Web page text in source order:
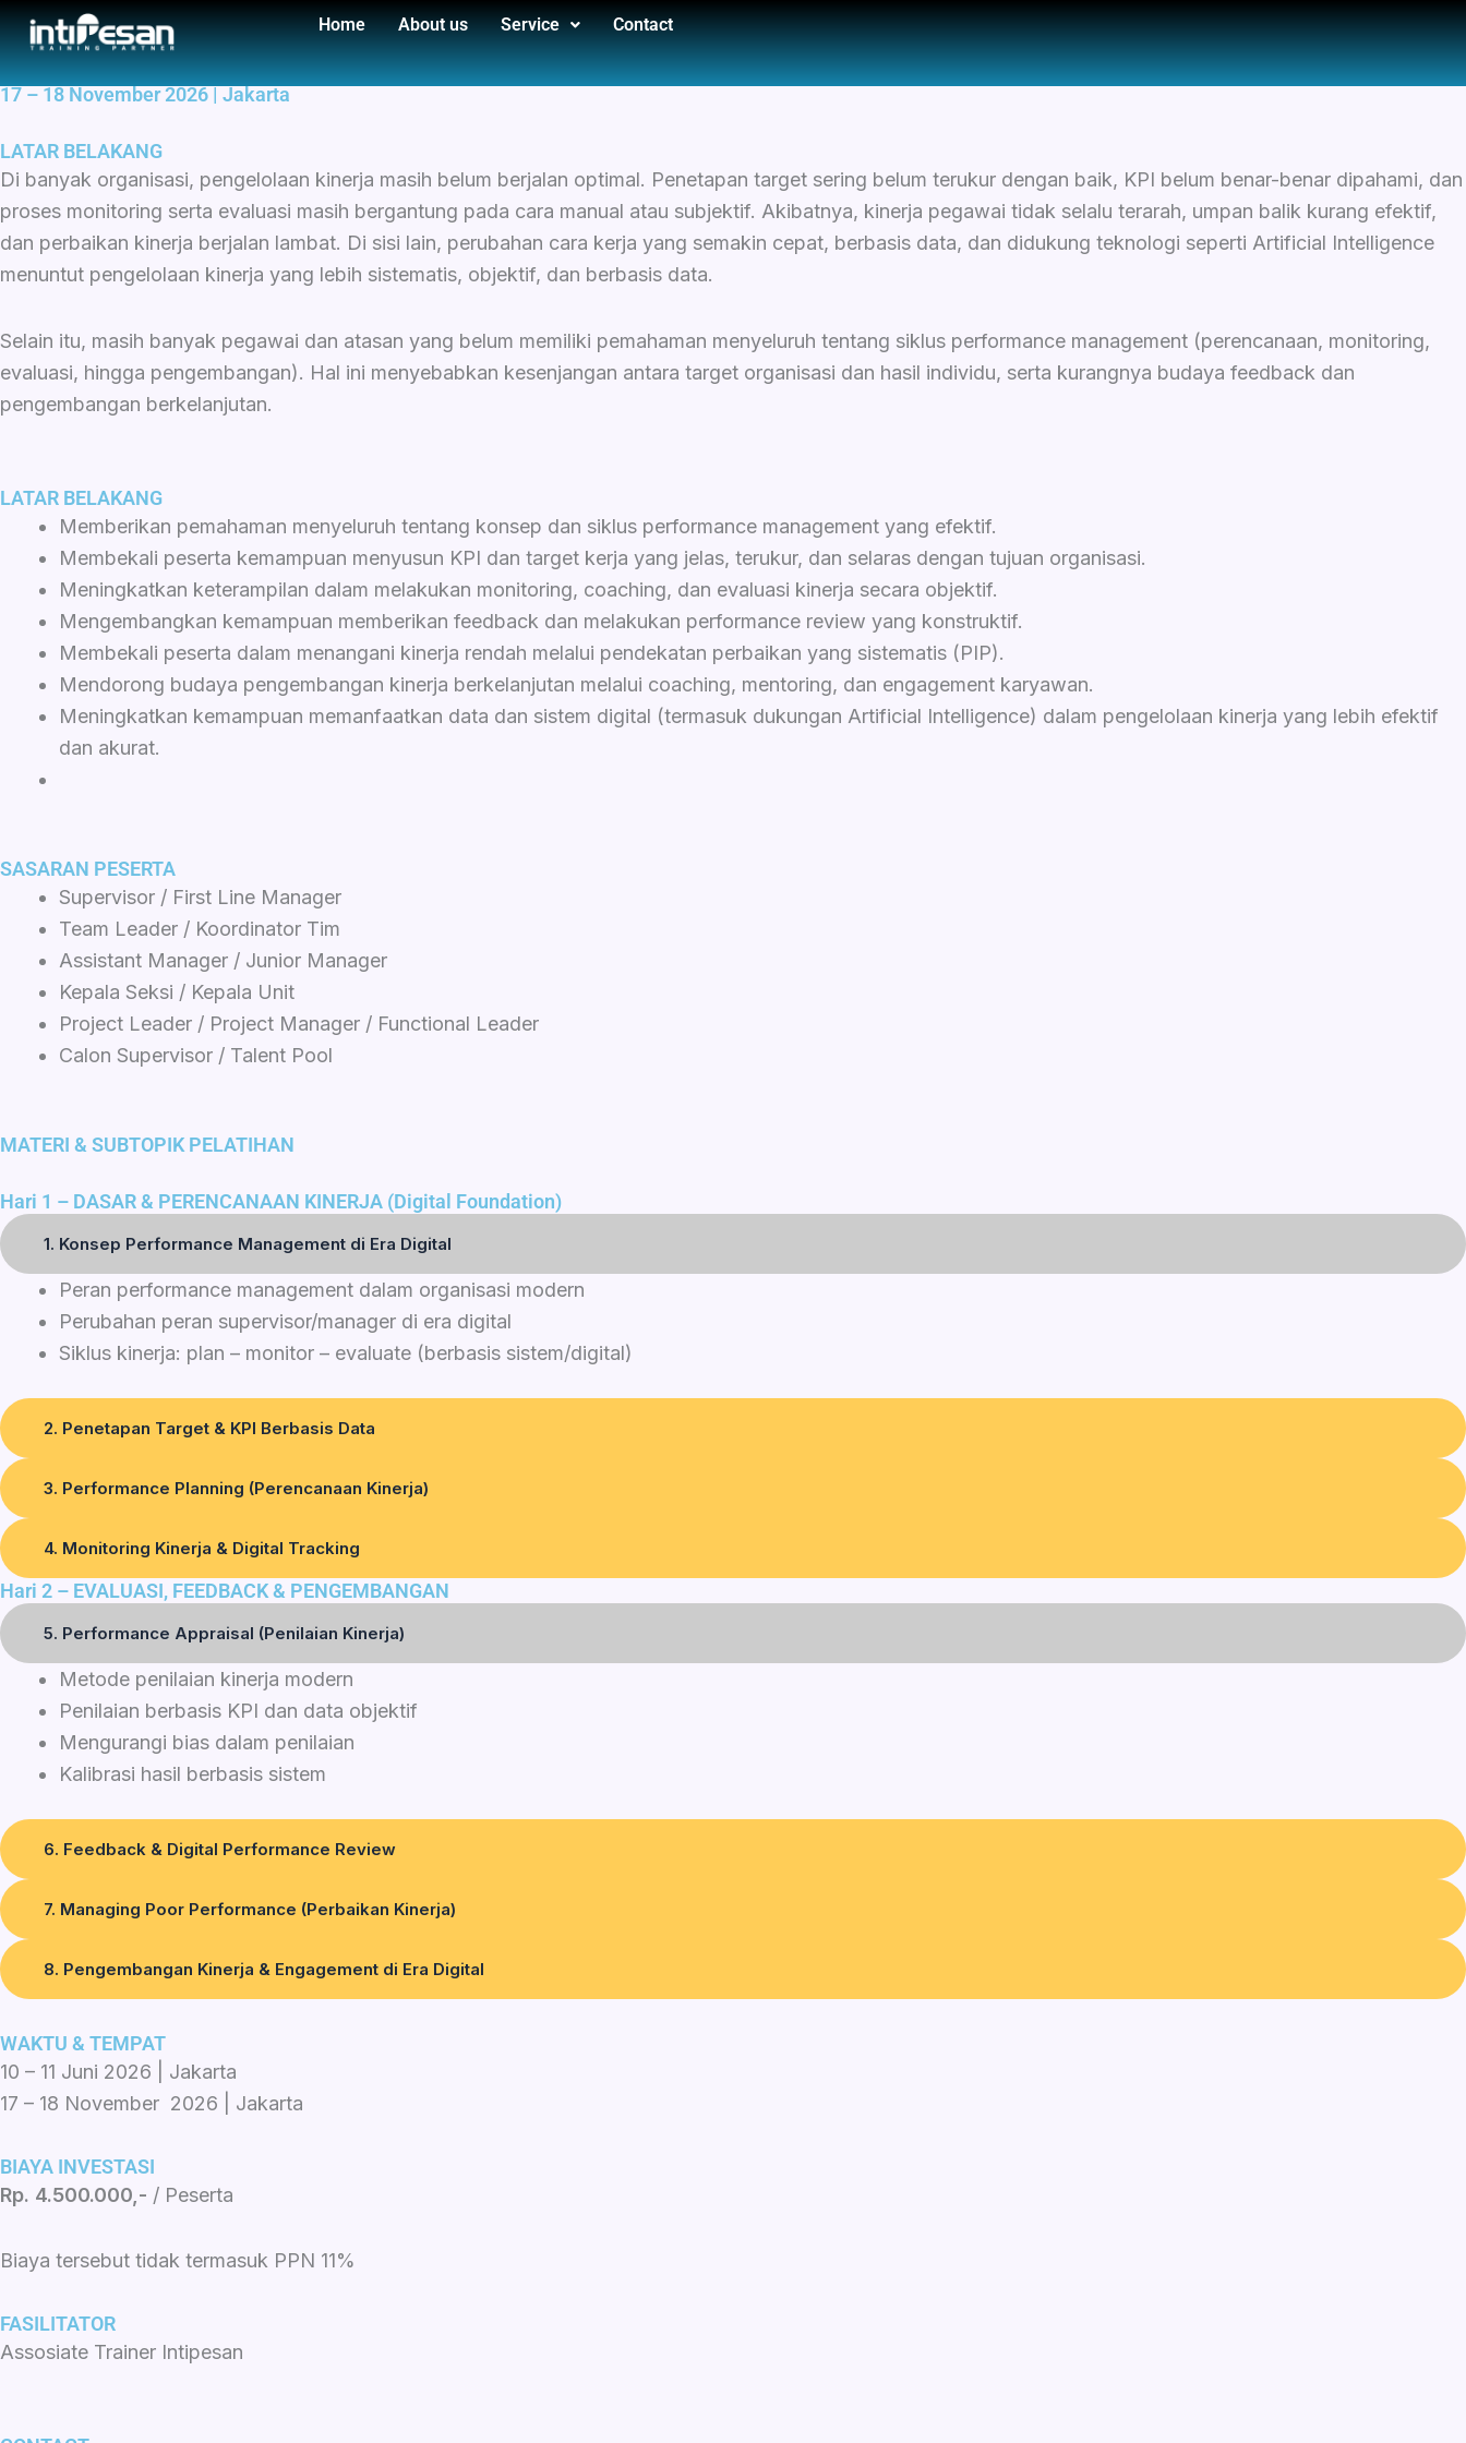
Home About us Service Contact
PERFORMANCE MANAGEMENT IN THE DIGITAL ERA
10 – 11 Juni 2026 | Jakarta
17 – 18 November 2026 | Jakarta
LATAR BELAKANG
Di banyak organisasi, pengelolaan kinerja masih belum berjalan optimal. Penetapan target sering belum terukur dengan baik, KPI belum benar-benar dipahami, dan
proses monitoring serta evaluasi masih bergantung pada cara manual atau subjektif. Akibatnya, kinerja pegawai tidak selalu terarah, umpan balik kurang efektif,
dan perbaikan kinerja berjalan lambat. Di sisi lain, perubahan cara kerja yang semakin cepat, berbasis data, dan didukung teknologi seperti Artificial Intelligence
menuntut pengelolaan kinerja yang lebih sistematis, objektif, dan berbasis data.
Selain itu, masih banyak pegawai dan atasan yang belum memiliki pemahaman menyeluruh tentang siklus performance management (perencanaan, monitoring,
evaluasi, hingga pengembangan). Hal ini menyebabkan kesenjangan antara target organisasi dan hasil individu, serta kurangnya budaya feedback dan
pengembangan berkelanjutan.
LATAR BELAKANG
Memberikan pemahaman menyeluruh tentang konsep dan siklus performance management yang efektif.
Membekali peserta kemampuan menyusun KPI dan target kerja yang jelas, terukur, dan selaras dengan tujuan organisasi.
Meningkatkan keterampilan dalam melakukan monitoring, coaching, dan evaluasi kinerja secara objektif.
Mengembangkan kemampuan memberikan feedback dan melakukan performance review yang konstruktif.
Membekali peserta dalam menangani kinerja rendah melalui pendekatan perbaikan yang sistematis (PIP).
Mendorong budaya pengembangan kinerja berkelanjutan melalui coaching, mentoring, dan engagement karyawan.
Meningkatkan kemampuan memanfaatkan data dan sistem digital (termasuk dukungan Artificial Intelligence) dalam pengelolaan kinerja yang lebih efektif
dan akurat.
SASARAN PESERTA
Supervisor / First Line Manager
Team Leader / Koordinator Tim
Assistant Manager / Junior Manager
Kepala Seksi / Kepala Unit
Project Leader / Project Manager / Functional Leader
Calon Supervisor / Talent Pool
MATERI & SUBTOPIK PELATIHAN
Hari 1 – DASAR & PERENCANAAN KINERJA (Digital Foundation)
1. Konsep Performance Management di Era Digital
Peran performance management dalam organisasi modern
Perubahan peran supervisor/manager di era digital
Siklus kinerja: plan – monitor – evaluate (berbasis sistem/digital)
2. Penetapan Target & KPI Berbasis Data
3. Performance Planning (Perencanaan Kinerja)
4. Monitoring Kinerja & Digital Tracking
Hari 2 – EVALUASI, FEEDBACK & PENGEMBANGAN
5. Performance Appraisal (Penilaian Kinerja)
Metode penilaian kinerja modern
Penilaian berbasis KPI dan data objektif
Mengurangi bias dalam penilaian
Kalibrasi hasil berbasis sistem
6. Feedback & Digital Performance Review
7. Managing Poor Performance (Perbaikan Kinerja)
8. Pengembangan Kinerja & Engagement di Era Digital
WAKTU & TEMPAT
10 – 11 Juni 2026 | Jakarta
17 – 18 November 2026 | Jakarta
BIAYA INVESTASI
Rp. 4.500.000,- / Peserta
Biaya tersebut tidak termasuk PPN 11%
FASILITATOR
Assosiate Trainer Intipesan